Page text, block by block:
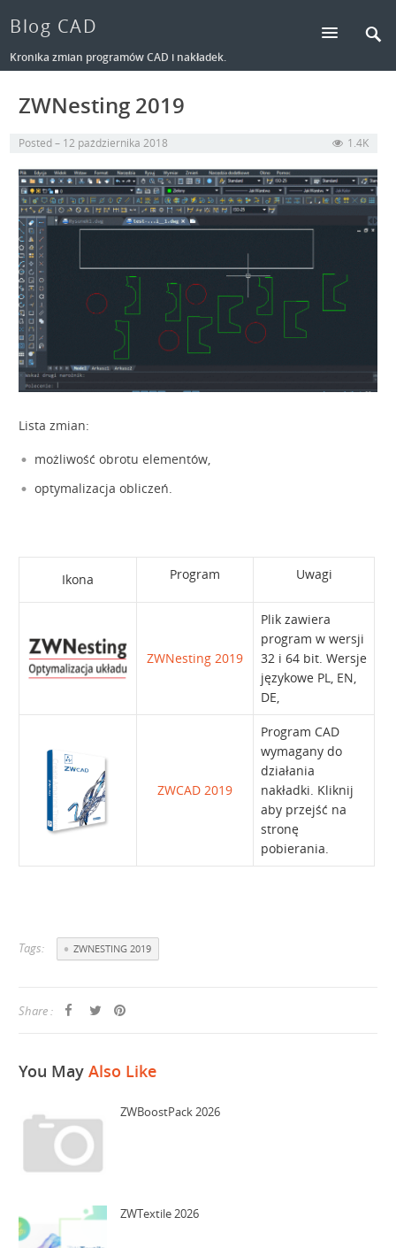
Blog CAD
Kronika zmian programów CAD i nakładek.
ZWNesting 2019
Posted 12 października 2018 1.4K
Lista zmian:
możliwość obrotu elementów,
optymalizacja obliczeń.
Ikona Program Uwagi
ZWNesting 2019
Plik zawiera
program w wersji
32 i 64 bit. Wersje
językowe PL, EN,
DE,
ZWCAD 2019
Program CAD
wymagany do
działania
nakładki. Kliknij
aby przejść na
stronę
pobierania.
Tags: ZWNESTING 2019
Share :
You May Also Like
ZWBoostPack 2026
ZWTextile 2026